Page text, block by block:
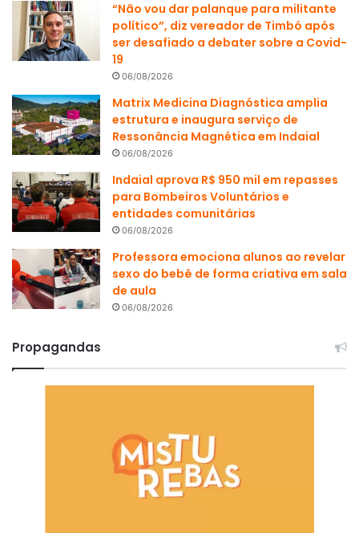
“Não vou dar palanque para militante
político”, diz vereador de Timbó após
ser desafiado a debater sobre a Covid-
19
06/08/2026
Matrix Medicina Diagnóstica amplia
estrutura e inaugura serviço de
Ressonância Magnética em Indaial
06/08/2026
Indaial aprova R$ 950 mil em repasses
para Bombeiros Voluntários e
entidades comunitárias
06/08/2026
Professora emociona alunos ao revelar
sexo do bebê de forma criativa em sala
de aula
06/08/2026
Propagandas